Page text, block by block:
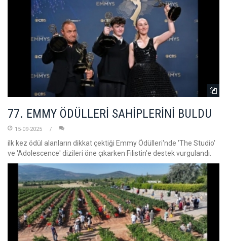
77. EMMY ÖDÜLLERİ SAHİPLERİNİ BULDU
15-09-2025
ilk kez ödül alanların dikkat çektiği Emmy Ödülleri'nde 'The Studio'
ve 'Adolescence' dizileri öne çıkarken Filistin'e destek vurgulandı.